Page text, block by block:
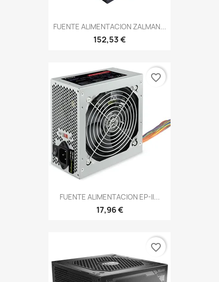
FUENTE ALIMENTACION ZALMAN...
152,53 €
FUENTE ALIMENTACION EP-II...
17,96 €
favorite_border
favorite_border